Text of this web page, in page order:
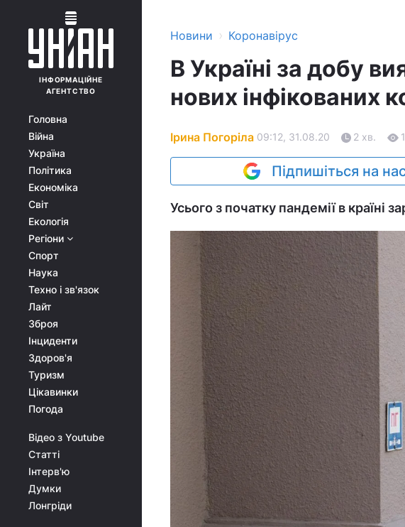
ІНФОРМАЦІЙНЕ
АГЕНТСТВО
Головна
Війна
Україна
Політика
Економіка
Світ
Екологія
Регіони
Спорт
Наука
Техно і зв'язок
Лайт
Зброя
Інциденти
Здоров'я
Туризм
Цікавинки
Погода
Відео з Youtube
Статті
Інтерв'ю
Думки
Лонгріди
Новини › Коронавірус
В Україні за добу
нових інфікованих
Ірина Погоріла 09:12, 31.08.20 2 хв.
Підпишіться на
Усього з початку пандемії в країні